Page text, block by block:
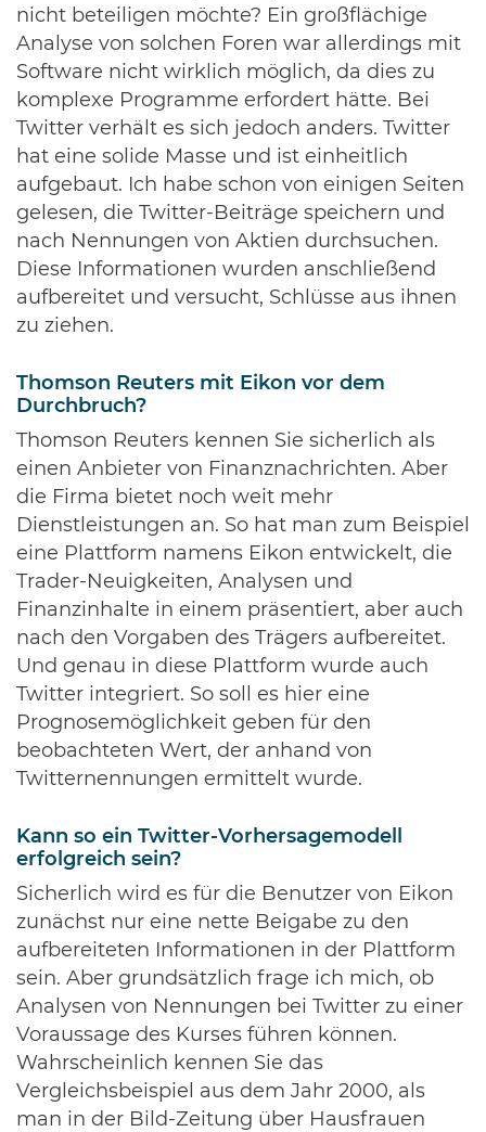
nicht beteiligen möchte? Ein großflächige
Analyse von solchen Foren war allerdings mit
Software nicht wirklich möglich, da dies zu
komplexe Programme erfordert hätte. Bei
Twitter verhält es sich jedoch anders. Twitter
hat eine solide Masse und ist einheitlich
aufgebaut. Ich habe schon von einigen Seiten
gelesen, die Twitter-Beiträge speichern und
nach Nennungen von Aktien durchsuchen.
Diese Informationen wurden anschließend
aufbereitet und versucht, Schlüsse aus ihnen
zu ziehen.
Thomson Reuters mit Eikon vor dem
Durchbruch?
Thomson Reuters kennen Sie sicherlich als
einen Anbieter von Finanznachrichten. Aber
die Firma bietet noch weit mehr
Dienstleistungen an. So hat man zum Beispiel
eine Plattform namens Eikon entwickelt, die
Trader-Neuigkeiten, Analysen und
Finanzinhalte in einem präsentiert, aber auch
nach den Vorgaben des Trägers aufbereitet.
Und genau in diese Plattform wurde auch
Twitter integriert. So soll es hier eine
Prognosemöglichkeit geben für den
beobachteten Wert, der anhand von
Twitternennungen ermittelt wurde.
Kann so ein Twitter-Vorhersagemodell
erfolgreich sein?
Sicherlich wird es für die Benutzer von Eikon
zunächst nur eine nette Beigabe zu den
aufbereiteten Informationen in der Plattform
sein. Aber grundsätzlich frage ich mich, ob
Analysen von Nennungen bei Twitter zu einer
Voraussage des Kurses führen können.
Wahrscheinlich kennen Sie das
Vergleichsbeispiel aus dem Jahr 2000, als
man in der Bild-Zeitung über Hausfrauen